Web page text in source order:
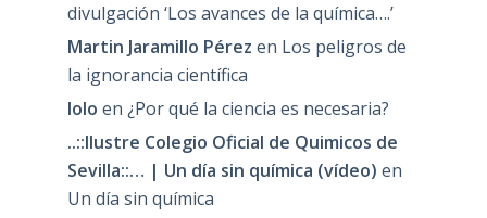
divulgación ‘Los avances de la química….’
Martin Jaramillo Pérez en Los peligros de
la ignorancia científica
lolo en ¿Por qué la ciencia es necesaria?
..::Ilustre Colegio Oficial de Quimicos de
Sevilla::… | Un día sin química (vídeo) en
Un día sin química